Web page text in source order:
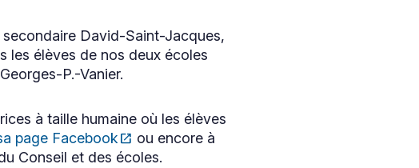
David-Saint-Jacques,
les élèves de nos deux écoles
P.-Vanier.
à taille humaine où les élèves
page Facebookopen_in_new ou encore à
Conseil et des écoles.